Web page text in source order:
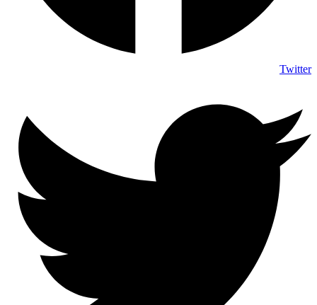
Twitter